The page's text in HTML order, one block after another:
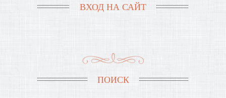
ВХОД НА САЙТ
ПОИСК